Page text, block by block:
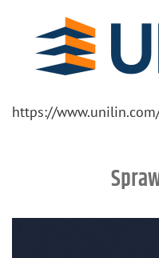
https://​